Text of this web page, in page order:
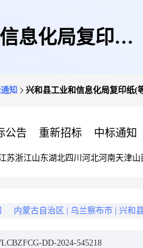
息化局复印纸
知 兴和县工业和信息化局复印纸(
公告 重新招标 中标通知
苏浙江山东湖北四川 河北河南天津山
内蒙古自治区 乌兰察布市 兴和
DD-2024-545218